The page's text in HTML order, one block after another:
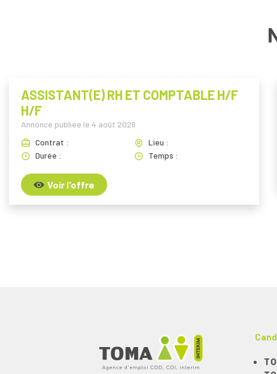
ASSISTANT(E) RH ET COMPTABLE H/F
H/F
Annonce publiée le 4 août 2026
Contrat :
Lieu :
Durée :
Temps :
Voir l'offre